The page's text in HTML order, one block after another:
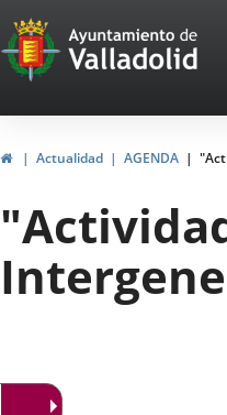
Portal
Web
del
de
Valladolid
HomeActualidad AGENDA